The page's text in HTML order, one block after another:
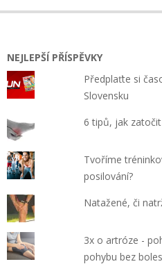
NEJLEPŠÍ PŘÍSPĚVKY
Předplaťte si
Slovensku
6 tipů, jak
Tvoříme
posilování?
Natažené, či
3x o artróze -
pohybu bez